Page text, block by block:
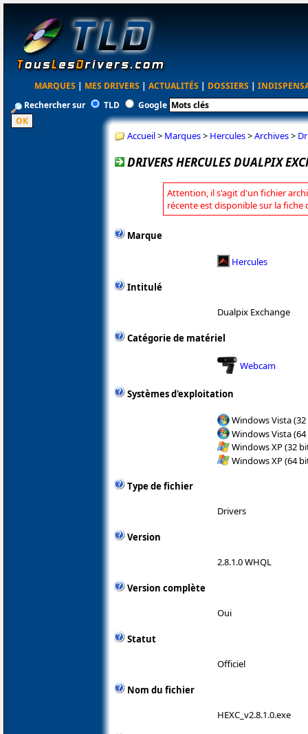
MARQUES | MES DRIVERS | ACTUALITÉS | DOSSIERS |
Rechercher sur
TLD Google
Accueil> Marques> Hercules>Archives>
DRIVERS HERCULES DUALPIX
Attention, il s'agit d'un fichier
récente est disponible sur la fiche
Marque
Hercules
Intitulé
Dualpix Exchange
Catégorie de matériel
Webcam
Systèmes d'exploitation
Windows Vista
Windows Vista
Windows XP (32
Windows XP (64
Type de fichier
Drivers
Version
2.8.1.0 WHQL
Version complète
Oui
Statut
Officiel
Nom du fichier
HEXC_v2.8.1.0.exe